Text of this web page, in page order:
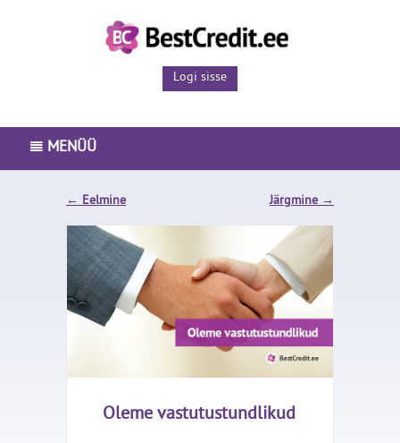
Logi sisse
MENÜÜ
PEAMENÜÜ
LAENUTOOTED
ISETEENINDUS
ETTEVÕTTEST
←Eelmine Järgmine→
Oleme vastutustundlikud